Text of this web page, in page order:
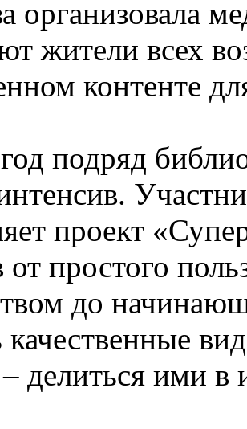
организовала
жители всех
контенте
подряд
проект
от простого
до
качественные
– делиться ими